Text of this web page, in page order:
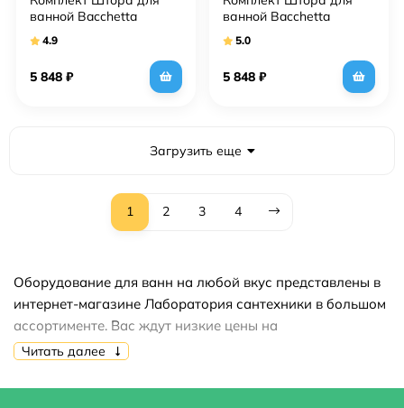
ванной Bacchetta
коричневая + Карниз
прямой 17
4.9
5 848 ₽
ванной Bacchetta
для ванны Aquanet
5.0
5 848 ₽
Загрузить еще
1 2 3 4
Оборудование для ванн на любой вкус представлены в
интернет-магазине Лаборатория сантехники в большом
ассортименте. Вас ждут низкие цены на
продукцию,акции,скидки,распродажи.
недорого.
Читать далее